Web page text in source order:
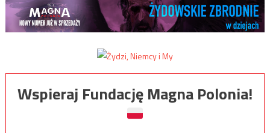
Wspieraj Fundację Magna Polonia!